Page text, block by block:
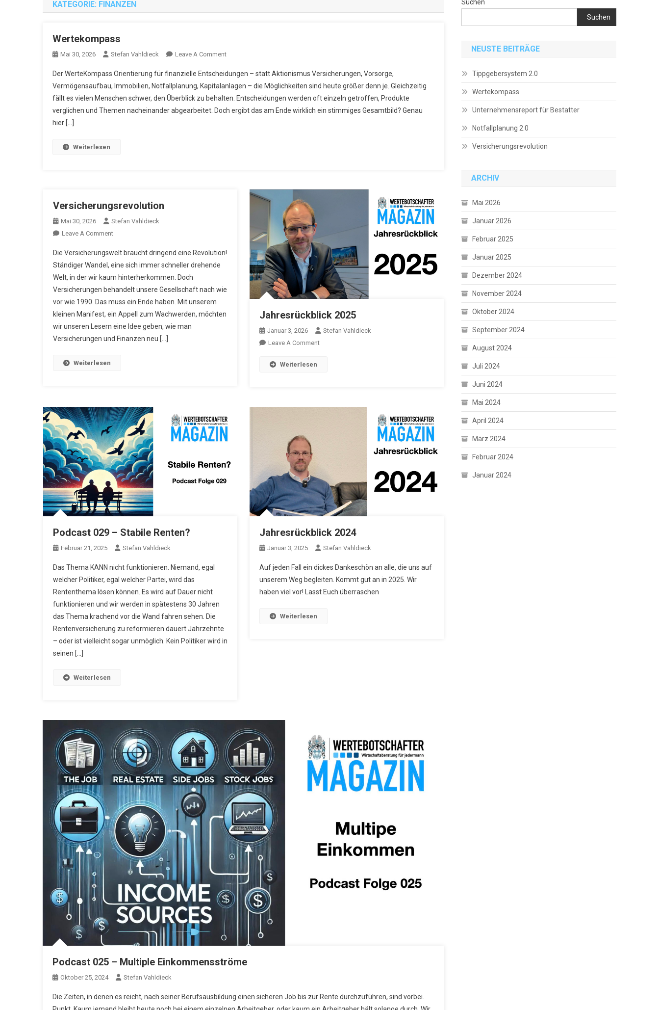
KATEGORIE: FINANZEN
Wertekompass
Mai 30, 2026 Stefan Vahldieck Leave A CommentOn
Der WerteKompass Orientierung für finanzielle Entscheidungen – statt Aktionismus Versicherungen, Vorsorge,
Vermögensaufbau, Immobilien, Notfallplanung, Kapitalanlagen – die Möglichkeiten sind heute größer denn je. Gleichzeitig
fällt es vielen Menschen schwer, den Überblick zu behalten. Entscheidungen werden oft einzeln getroffen, Produkte
verglichen und Themen nacheinander abgearbeitet. Doch ergibt das am Ende wirklich ein stimmiges Gesamtbild? Genau
hier […]
Weiterlesen
Versicherungsrevolution
Mai 30, 2026
Stefan Vahldieck
Leave A CommentOn
Die Versicherungswelt braucht dringend eine Revolution!
Ständiger Wandel, eine sich immer schneller drehende
Welt, in der wir kaum hinterherkommen. Doch
Versicherungen behandelt unsere Gesellschaft nach wie
vor wie 1990. Das muss ein Ende haben. Mit unserem
kleinen Manifest, ein Appell zum Wachwerden, möchten
wir unseren Lesern eine Idee geben, wie man
Versicherungen und Finanzen neu […]
Weiterlesen
Jahresrückblick 2025
Januar 3, 2026
Stefan Vahldieck
Leave A CommentOn
Weiterlesen
Podcast 029 – Stabile Renten?
Februar 21, 2025 Stefan Vahldieck
Das Thema KANN nicht funktionieren. Niemand, egal
welcher Politiker, egal welcher Partei, wird das
Rententhema lösen können. Es wird auf Dauer nicht
funktionieren und wir werden in spätestens 30 Jahren
das Thema krachend vor die Wand fahren sehen. Die
Rentenversicherung zu reformieren dauert Jahrzehnte
– oder ist vielleicht sogar unmöglich. Kein Politiker wird in
seinen […]
Weiterlesen
Jahresrückblick 2024
Januar 3, 2025 Stefan Vahldieck
Auf jeden Fall ein dickes Dankeschön an alle, die uns auf
unserem Weg begleiten. Kommt gut an in 2025. Wir
haben viel vor! Lasst Euch überraschen
Weiterlesen
Podcast 025 – Multiple Einkommensströme
Oktober 25, 2024 Stefan Vahldieck
Die Zeiten, in denen es reicht, nach seiner Berufsausbildung einen sicheren Job bis zur Rente durchzuführen, sind vorbei.
Suchen
Suchen
NEUSTE BEITRÄGE
Tippgebersystem 2.0
Wertekompass
Unternehmensreport für Bestatter
Notfallplanung 2.0
Versicherungsrevolution
ARCHIV
Mai 2026
Januar 2026
Februar 2025
Januar 2025
Dezember 2024
November 2024
Oktober 2024
September 2024
August 2024
Juli 2024
Juni 2024
Mai 2024
April 2024
März 2024
Februar 2024
Januar 2024